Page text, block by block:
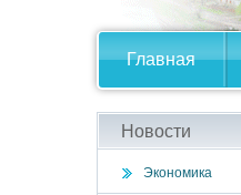
Главная
Новости
Экономика